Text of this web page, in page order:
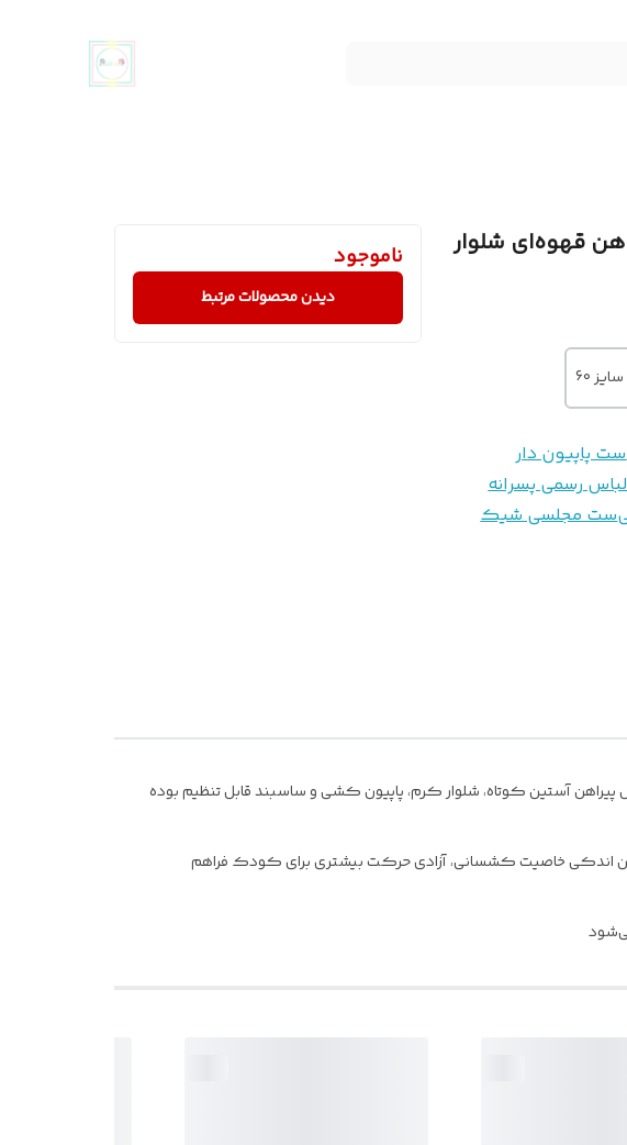
قهوه‌ای شلوار
سایز 60
ست پاپیون دار
رسمی پسرانه
ست مجلسی شیک
ناموجود
دیدن محصولات مرتبط
آستین کوتاه، شلوار کرم، پاپیون کشی و ساسبند قابل تنظیم بوده
اندکی خاصیت کشسانی، آزادی حرکت بیشتری برای کودک فراهم